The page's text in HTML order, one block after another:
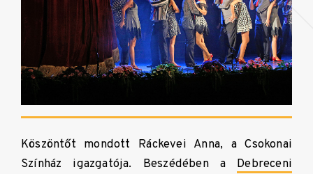
Köszöntőt mondott Ráckevei Anna, a Csokonai
Színház igazgatója. Beszédében a Debreceni